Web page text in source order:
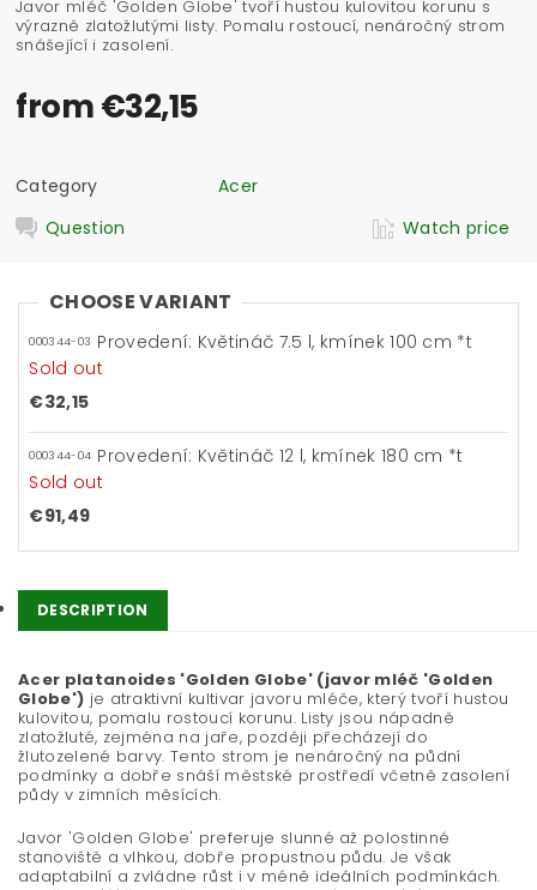
Javor mléč 'Golden Globe' tvoří hustou kulovitou korunu s
výrazně zlatožlutými listy. Pomalu rostoucí, nenáročný strom
snášející i zasolení.
from €32,15
Category
Acer
Question
Watch price
CHOOSE VARIANT
000344-03 Provedení: Květináč 7.5 l, kmínek 100 cm *t
Sold out
€32,15
000344-04 Provedení: Květináč 12 l, kmínek 180 cm *t
Sold out
€91,49
DESCRIPTION
Acer platanoides 'Golden Globe' (javor mléč 'Golden
Globe') je atraktivní kultivar javoru mléče, který tvoří hustou
kulovitou, pomalu rostoucí korunu. Listy jsou nápadně
zlatožluté, zejména na jaře, později přecházejí do
žlutozelené barvy. Tento strom je nenáročný na půdní
podmínky a dobře snáší městské prostředí včetně zasolení
půdy v zimních měsících.
Javor 'Golden Globe' preferuje slunné až polostinné
stanoviště a vlhkou, dobře propustnou půdu. Je však
adaptabilní a zvládne růst i v méně ideálních podmínkách.